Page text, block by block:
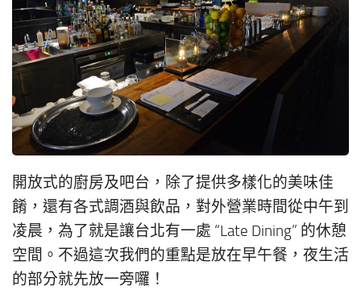
開放式的廚房及吧台，除了提供多樣化的美味佳
餚，還有各式調酒與飲品，對外營業時間從中午到
凌晨，為了就是讓台北有一處 “Late Dining” 的休憩
空間。不過這次我們的重點是放在早午餐，夜生活
的部分就先放一旁囉！